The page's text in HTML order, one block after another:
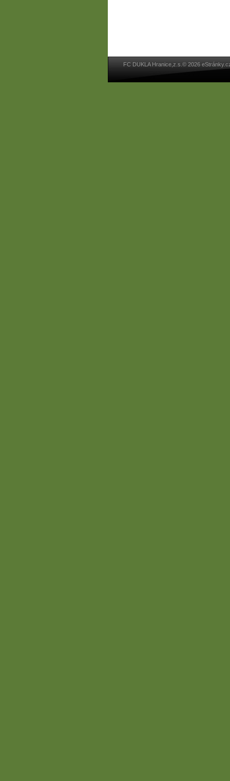
FC DUKLA Hranice,z.s.© 2026